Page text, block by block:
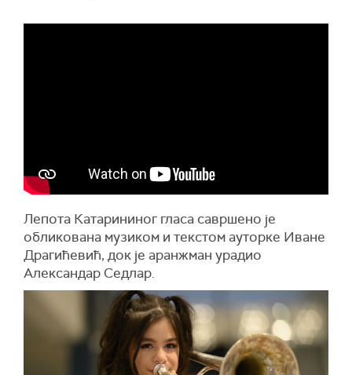
Лепота Катарининог гласа савршено је
обликована музиком и текстом ауторке Иване
Драгићевић, док је аранжман урадио
Александар Седлар.